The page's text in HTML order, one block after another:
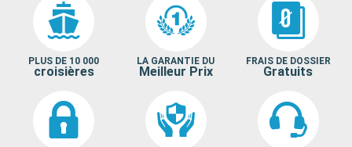
PLUS DE 10 000
croisières
LA GARANTIE DU
Meilleur Prix
FRAIS DE DOSSIER
Gratuits